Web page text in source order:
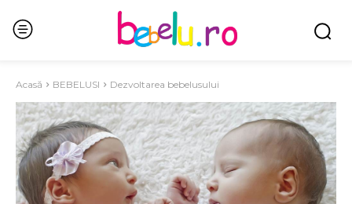
Acasă BEBELUSI Dezvoltarea bebelusului